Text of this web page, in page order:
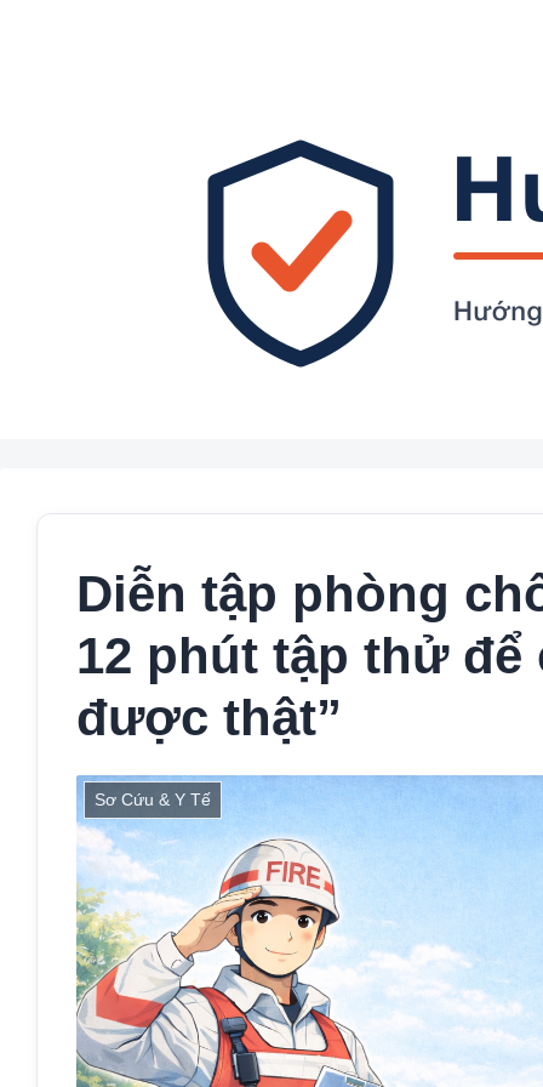
Diễn tập phòng
12 phút tập thử để
được thật”
Sơ Cứu & Y Tế